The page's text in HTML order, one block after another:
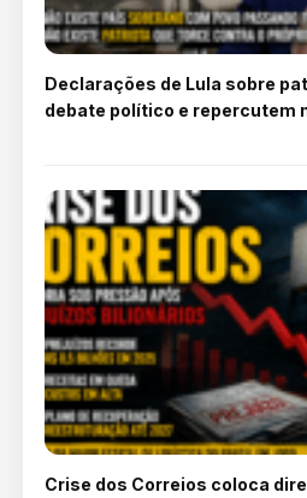
Declarações de Lula sobre
debate político e repercutem
Crise dos Correios coloca